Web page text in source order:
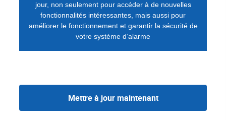
jour, non seulement pour accéder à de nouvelles
fonctionnalités intéressantes, mais aussi pour
améliorer le fonctionnement et garantir la sécurité de
votre système d’alarme
Mettre à jour maintenant